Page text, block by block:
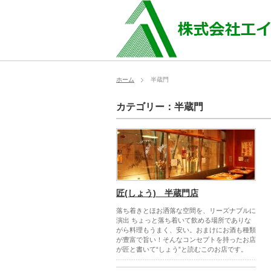
ホーム 半蔵門
カテゴリー：半蔵門
匠(しょう) 半蔵門店
落ち着きとほお洒落な空間を、リーズナブルに
演出 ちょっと落ち着いて飲める場所でありな
がら料理もうまく、安い。おまけにお酒も種類
が豊富で旨い！そんなコンセプトを持ったお店
が匠と書いて“しょう”と読むこのお店です。